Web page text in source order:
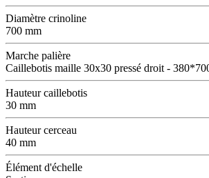
Diamètre crinoline
700 mm
Marche palière
Caillebotis maille 30x30 pressé droit -
Hauteur caillebotis
30 mm
Hauteur cerceau
40 mm
Élément d'échelle